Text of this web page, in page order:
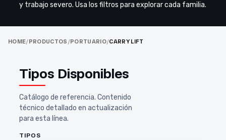
y trabajo severo. Usa los filtros para explorar cada familia.
HOME/PRODUCTOS /PORTUARIO/CARRY LIFT
Tipos Disponibles
Catálogo de referencia. Contenido
técnico detallado en actualización
para esta línea.
TIPOS